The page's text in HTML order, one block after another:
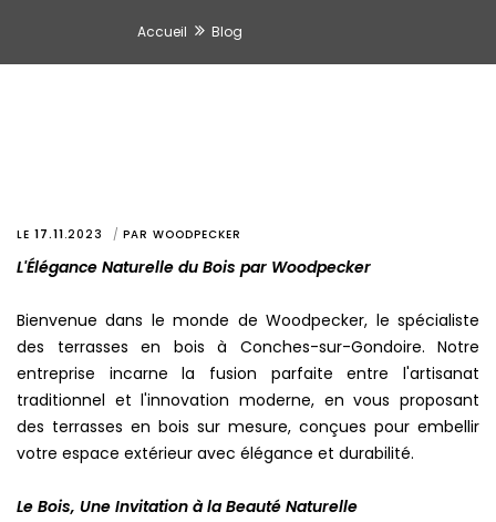
Accueil Blog
LE 17.11.2023 PAR WOODPECKER
L'Élégance Naturelle du Bois par Woodpecker
Bienvenue dans le monde de Woodpecker, le spécialiste
des terrasses en bois à Conches-sur-Gondoire. Notre
entreprise incarne la fusion parfaite entre l'artisanat
traditionnel et l'innovation moderne, en vous proposant
des terrasses en bois sur mesure, conçues pour embellir
votre espace extérieur avec élégance et durabilité.
Le Bois, Une Invitation à la Beauté Naturelle